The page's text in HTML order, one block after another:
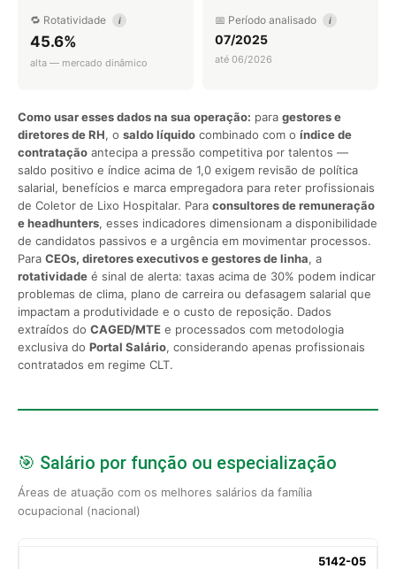
🔁 Rotatividade i
45.6%
alta — mercado dinâmico
📅 Período analisado i
07/2025
até 06/2026
Como usar esses dados na sua operação: para gestores e
diretores de RH, o saldo líquido combinado com o índice de
contratação antecipa a pressão competitiva por talentos —
saldo positivo e índice acima de 1,0 exigem revisão de política
salarial, benefícios e marca empregadora para reter profissionais
de Coletor de Lixo Hospitalar. Para consultores de remuneração
e headhunters, esses indicadores dimensionam a disponibilidade
de candidatos passivos e a urgência em movimentar processos.
Para CEOs, diretores executivos e gestores de linha, a
rotatividade é sinal de alerta: taxas acima de 30% podem indicar
problemas de clima, plano de carreira ou defasagem salarial que
impactam a produtividade e o custo de reposição. Dados
extraídos do CAGED/MTE e processados com metodologia
exclusiva do Portal Salário, considerando apenas profissionais
contratados em regime CLT.
🎯 Salário por função ou especialização
Áreas de atuação com os melhores salários da família
ocupacional (nacional)
5142-05